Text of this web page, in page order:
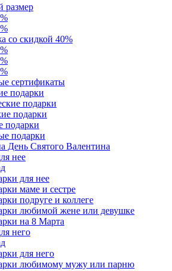
размер
со скидкой 40%
сертификаты
подарки
подарки
подарки
подарки
подарки
День Святого Валентина
нее
для нее
маме и сестре
подруге и коллеге
любимой жене или девушке
на 8 Марта
него
для него
любимому мужу или парню